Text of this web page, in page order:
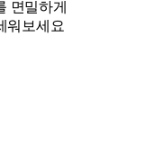
면밀하게
워보세요